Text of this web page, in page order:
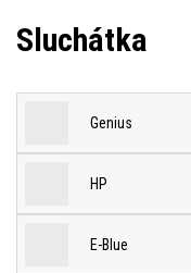
Sluchátka
Genius
HP
E-Blue